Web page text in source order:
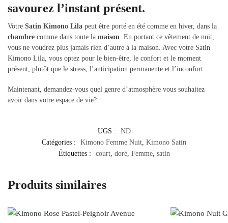
savourez l’instant présent.
Votre Satin Kimono Lila peut être porté en été comme en hiver, dans la
chambre comme dans toute la maison . En portant ce vêtement de nuit,
vous ne voudrez plus jamais rien d’autre à la maison. Avec votre Satin
Kimono Lila, vous optez pour le bien-être, le confort et le moment
présent, plutôt que le stress, l’anticipation permanente et l’inconfort.
Maintenant, demandez-vous quel genre d’atmosphère vous souhaitez
avoir dans votre espace de vie?
UGS :
ND
Catégories :
Kimono Femme Nuit, Kimono Satin
Étiquettes :
court, doré, Femme, satin
Produits similaires